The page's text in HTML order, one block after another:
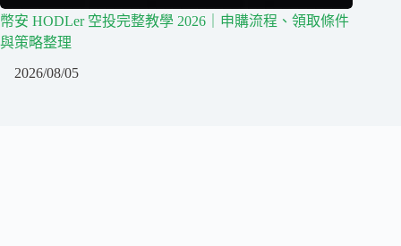
幣安 HODLer 空投完整教學 2026｜申購流程、領取條件
與策略整理
2026/08/05